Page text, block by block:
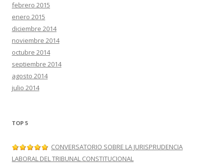
febrero 2015
enero 2015
diciembre 2014
noviembre 2014
octubre 2014
septiembre 2014
agosto 2014
julio 2014
TOP 5
CONVERSATORIO SOBRE LA JURISPRUDENCIA
LABORAL DEL TRIBUNAL CONSTITUCIONAL